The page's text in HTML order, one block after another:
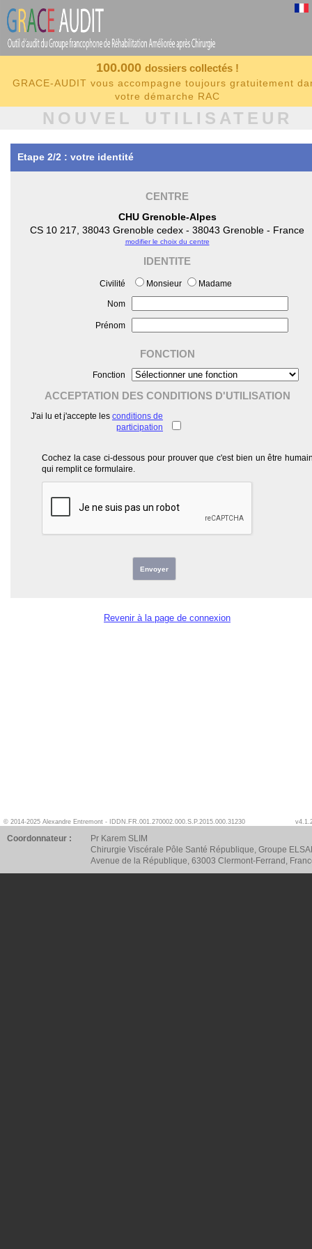
100.000 dossiers collectés !
GRACE-AUDIT vous accompagne toujours gratuitement
votre démarche RAC
NOUVEL UTILISATEUR
Etape 2/2 : votre identité
CENTRE
CHU Grenoble-Alpes
CS 10 217, 38043 Grenoble cedex - 38043 Grenoble - France
modifier le choix du centre
IDENTITE
Civilité Monsieur Madame
Nom
Prénom
FONCTION
Fonction
ACCEPTATION DES CONDITIONS D'UTILISATION
J'ai lu et j'accepte les conditions de
participation
Cochez la case ci-dessous pour prouver que c'est bien un être
qui remplit ce formulaire.
Envoyer
Revenir à la page de connexion
© 2014-2025 Alexandre Entremont - IDDN.FR.001.270002.000.S.P.2015.000.31230
Coordonnateur :
Pr Karem SLIM
Chirurgie Viscérale Pôle Santé République, Groupe
Avenue de la République, 63003 Clermont-Ferrand,